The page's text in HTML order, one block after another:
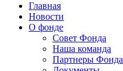
Главная
Новости
О фонде
Совет Фонда
Наша команда
Партнеры Фонда